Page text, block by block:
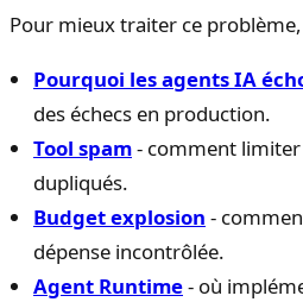
Pour mieux traiter ce
Pourquoi les agents IA
des échecs en production.
Tool spam- comment
dupliqués.
Budget explosion -
dépense incontrôlée.
Agent Runtime- où